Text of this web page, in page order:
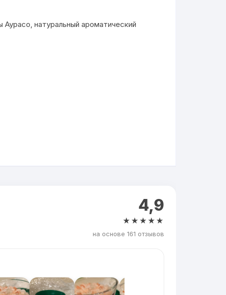
натуральный ароматический
4,9
★★★★★
на основе 161 отзывов